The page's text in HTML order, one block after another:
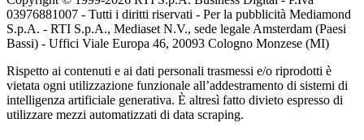
03976881007 - Tutti i diritti riservati - Per la pubblicità Mediamond
S.p.A. - RTI S.p.A., Mediaset N.V., sede legale Amsterdam (Paesi
Bassi) - Uffici Viale Europa 46, 20093 Cologno Monzese (MI)
Rispetto ai contenuti e ai dati personali trasmessi e/o riprodotti è
vietata ogni utilizzazione funzionale all’addestramento di sistemi di
intelligenza artificiale generativa. È altresì fatto divieto espresso di
utilizzare mezzi automatizzati di data scraping.